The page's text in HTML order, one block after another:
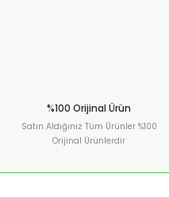
%100 Orijinal Ürün
Satın Aldığınız Tüm Ürünler %100
Orijinal Ürünlerdir